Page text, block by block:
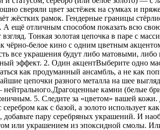
сверяли цвет застёжек на сумках и
жёстких рамок. Гендерные границы
ещё отличным способом показать всю
Тонкая золотая цепочка в паре с
чёрно-белое кино с одним цветным
все украшения будут либо матовыми,
эффект. 2. Один акцентВыберите одно
как продуманный ансамбль, а не как
цепочки разного металла на шее
камни (белые
5. Следите за «цветом» вашей
как с базой, а золото использует
пару серебряных украшений. И
или украшением из эпоксидной смолы.